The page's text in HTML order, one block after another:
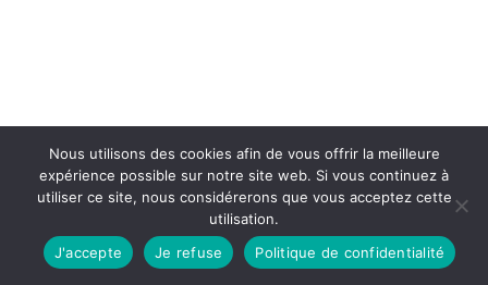
Nous utilisons des cookies afin de vous offrir la meilleure
expérience possible sur notre site web. Si vous continuez à
utiliser ce site, nous considérerons que vous acceptez cette
utilisation.
J'accepte
Je refuse Politique de confidentialité